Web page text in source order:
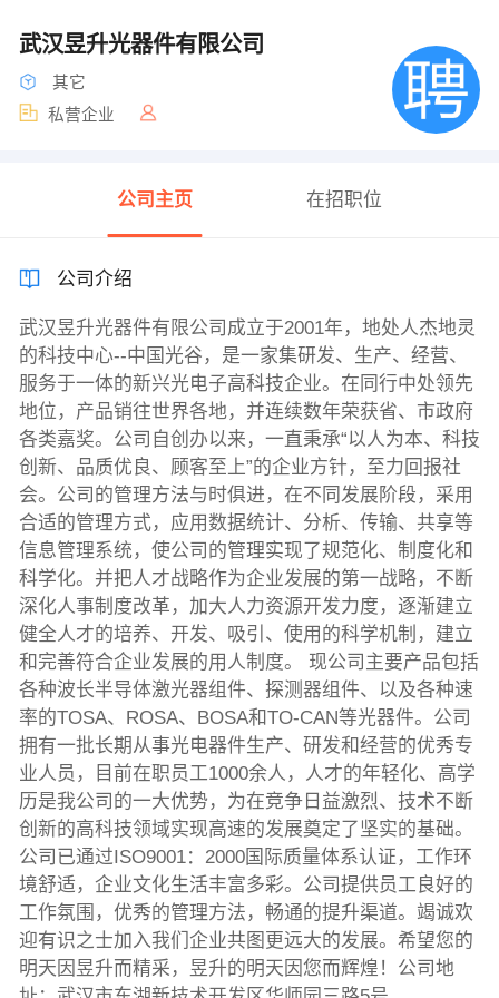
武汉昱升光器件有限公司
其它
私营企业
公司主页 在招职位
公司介绍
武汉昱升光器件有限公司成立于2001年，地处人杰地灵
的科技中心--中国光谷，是一家集研发、生产、经营、
服务于一体的新兴光电子高科技企业。在同行中处领先
地位，产品销往世界各地，并连续数年荣获省、市政府
各类嘉奖。公司自创办以来，一直秉承“以人为本、科技
创新、品质优良、顾客至上”的企业方针，至力回报社
会。公司的管理方法与时俱进，在不同发展阶段，采用
合适的管理方式，应用数据统计、分析、传输、共享等
信息管理系统，使公司的管理实现了规范化、制度化和
科学化。并把人才战略作为企业发展的第一战略，不断
深化人事制度改革，加大人力资源开发力度，逐渐建立
健全人才的培养、开发、吸引、使用的科学机制，建立
和完善符合企业发展的用人制度。 现公司主要产品包括
各种波长半导体激光器组件、探测器组件、以及各种速
率的TOSA、ROSA、BOSA和TO-CAN等光器件。公司
拥有一批长期从事光电器件生产、研发和经营的优秀专
业人员，目前在职员工1000余人，人才的年轻化、高学
历是我公司的一大优势，为在竞争日益激烈、技术不断
创新的高科技领域实现高速的发展奠定了坚实的基础。
公司已通过ISO9001：2000国际质量体系认证，工作环
境舒适，企业文化生活丰富多彩。公司提供员工良好的
工作氛围，优秀的管理方法，畅通的提升渠道。竭诚欢
迎有识之士加入我们企业共图更远大的发展。希望您的
明天因昱升而精采，昱升的明天因您而辉煌！公司地